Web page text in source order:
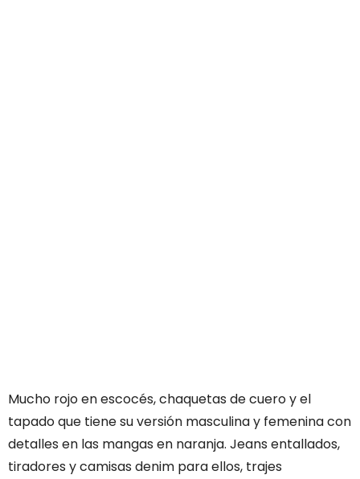
Mucho rojo en escocés, chaquetas de cuero y el
tapado que tiene su versión masculina y femenina con
detalles en las mangas en naranja. Jeans entallados,
tiradores y camisas denim para ellos, trajes